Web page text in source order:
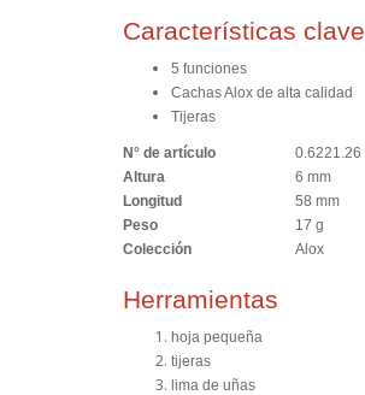
Características clave
5 funciones
Cachas Alox de alta calidad
Tijeras
N° de artículo 0.6221.26
Altura
6 mm
Longitud
58 mm
Peso
17 g
Colección
Alox
Herramientas
hoja pequeña
tijeras
lima de uñas